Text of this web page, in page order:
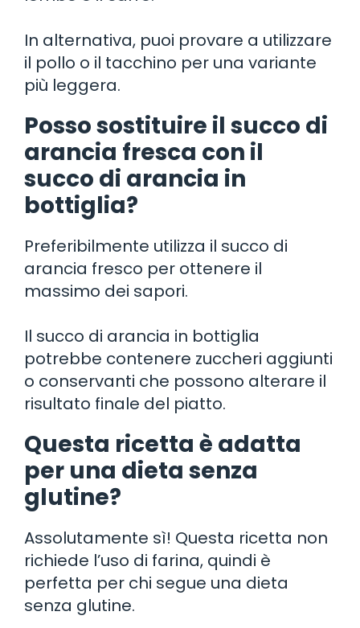
In alternativa, puoi provare a utilizzare
il pollo o il tacchino per una variante
più leggera.
Posso sostituire il succo di
arancia fresca con il
succo di arancia in
bottiglia?
Preferibilmente utilizza il succo di
arancia fresco per ottenere il
massimo dei sapori.
Il succo di arancia in bottiglia
potrebbe contenere zuccheri aggiunti
o conservanti che possono alterare il
risultato finale del piatto.
Questa ricetta è adatta
per una dieta senza
glutine?
Assolutamente sì! Questa ricetta non
richiede l’uso di farina, quindi è
perfetta per chi segue una dieta
senza glutine.